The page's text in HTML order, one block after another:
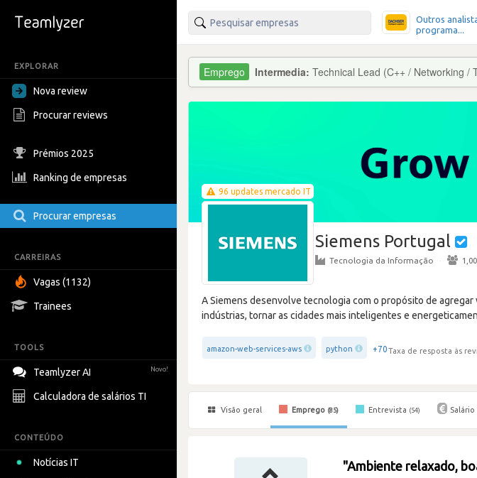
EXPLORAR
Nova review
Procurar reviews
Prémios 2025
Ranking de empresas
Procurar empresas
CARREIRAS
Vagas (1132)
Trainees
TOOLS
Teamlyzer AI Novo!
Calculadora de salários TI
CONTEÚDO
Notícias IT
Outros
programa...
Intermedia: Technical Lead (C++ / Networking /
96 updates mercado IT
Siemens Portugal
Tecnologia da Informação ·
A Siemens desenvolve tecnologia com o propósito de
indústrias, tornar as cidades mais inteligentes e
amazon-web-services-aws python +70Taxa de resposta às
Visão geral Emprego (85) Entrevista (54) Salário
"Ambiente relaxado,